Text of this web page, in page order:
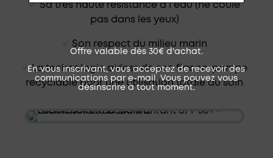
✔︎Sa très haute résistance à l’eau (ne coule
pas dans les yeux)
Son respect du milieu marin
✔︎La technologie airless de son flacon-pompe
recyclable pour une utilisation totale du soin
Offre valable dès 30€ d'achat.
En vous inscrivant, vous acceptez de recevoir des
communications par e-mail. Vous pouvez vous
désinscrire à tout moment.